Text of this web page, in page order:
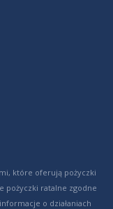
które oferują pożyczki
pożyczki ratalne zgodne
o działaniach